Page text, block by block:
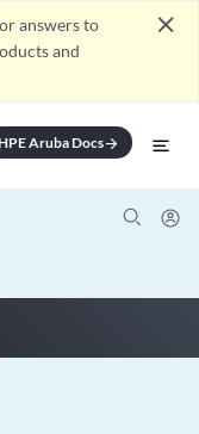
answers to
and
close
Aruba Docsarrow_forward